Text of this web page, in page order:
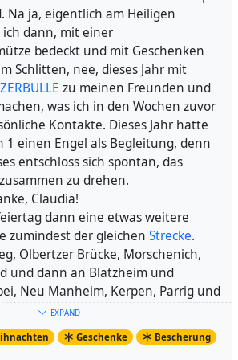
und Vorlieben des Fahrers ab
Marke und Modell variieren. Es ist
das Gravel Bike ausprobiert und
gut passt und den Anforderungen
man eine Entscheidung trifft.
ein paar große Gravel Bike
Nennst Du mir bitte welche?
einige große Gravel Bike-
der ganzen Welt, darunter:
ist eine beliebte Gravel Bike-
jährlich in Kansas, USA, stattfindet.
durch die Flinthills und ist für ihre
bekannt.
eine Gravel Bike-Veranstaltung, die
Orten auf der ganzen Welt
ist. Das Schloss ist in der Regel
ist in der Regel schwarz oder
können jedoch variieren und das
in anderen Formen oder Stilen
Ich hoffe, dass diese Beschreibung
Sie sich das Symbol der Critical
können. Wenn Sie weitere Fragen
bitte nicht, mich zu kontaktieren. Ich
zur Verfügung.
Ich hoffe, ich konnte Ihnen
Sie noch weitere Fragen haben oder
benötigen, zögern Sie bitte nicht,
Ich stehe Ihnen gerne zur
Na ja, eigentlich am Heiligen
ich dann, mit einer
bedeckt und mit Geschenken
Schlitten, nee, dieses Jahr mit
zu meinen Freunden und
was ich in den Wochen zuvor
Kontakte. Dieses Jahr hatte
1 einen Engel als Begleitung, denn
entschloss sich spontan, das
zu drehen.
Claudia!
dann eine etwas weitere
zumindest der gleichen Strecke.
Olbertzer Brücke, Morschenich,
und dann an Blatzheim und
Neu Manheim, Kerpen, Parrig und
allerdings nur vollgemacht, weil ich
mal beide Kreisverkehre
EXPAND
Geschenke
Bescherung